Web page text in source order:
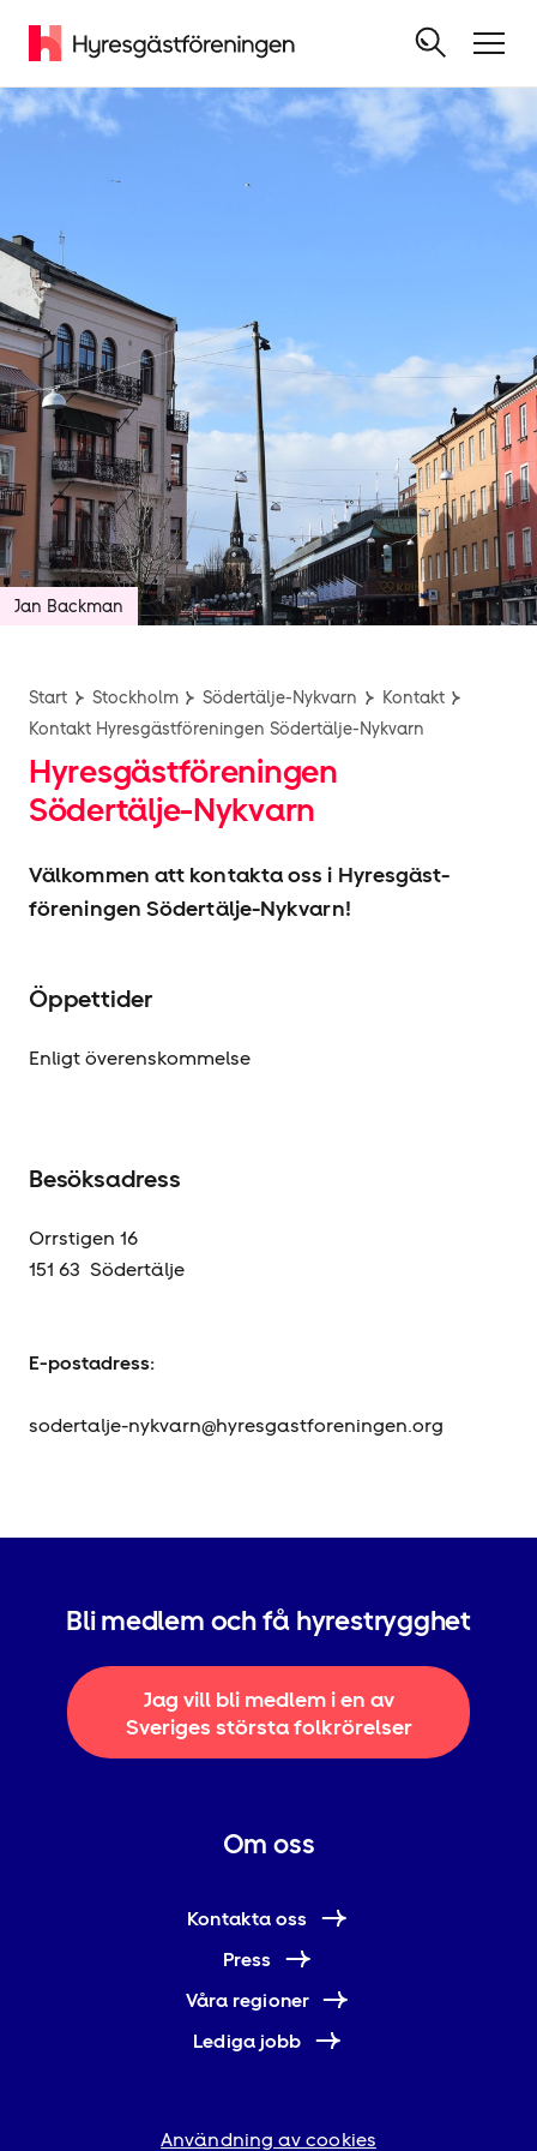
Jan Backman
Start Stockholm Södertälje-Nykvarn
Kontakt
Kontakt Hyresgäst­föreningen Södertälje-Nykvarn
Hyresgäst­föreningen
Södertälje-Nykvarn
Välkommen att kontakta oss i Hyresgäst­
föreningen Södertälje-Nykvarn!
Öppettider
Enligt överenskommelse
Besöksadress
Orrstigen 16
151 63 Södertälje
E-postadress:
sodertalje-nykvarn@hyresgastforeningen.org
Bli medlem och få hyrestrygghet
Jag vill bli medlem i en av
Sveriges största folkrörelser
Om oss
Kontakta oss
Press
Våra regioner
Lediga jobb
Användning av cookies